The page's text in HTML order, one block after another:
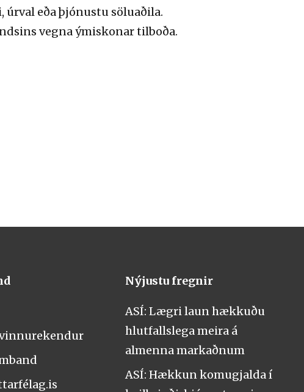
úrval eða þjónustu söluaðila.
vegna ýmiskonar tilboða.
Nýjustu fregnir
ASÍ: Lægri laun hækkuðu
hlutfallslega meira á
almenna markaðnum
ASÍ: Hækkun komugjalda í